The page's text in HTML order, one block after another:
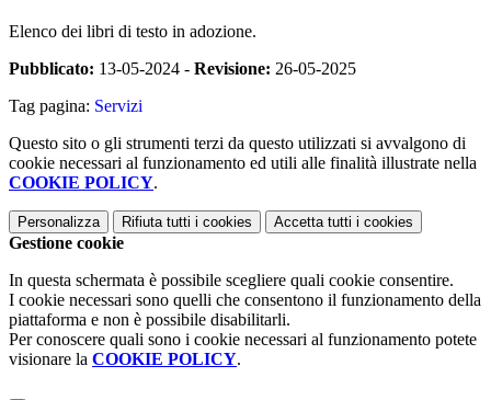
Elenco dei libri di testo in adozione.
Pubblicato: 13-05-2024 - Revisione: 26-05-2025
Tag pagina: Servizi
Questo sito o gli strumenti terzi da questo utilizzati si avvalgono di
cookie necessari al funzionamento ed utili alle finalità illustrate nella
COOKIE POLICY.
Personalizza Rifiuta tutti i cookies Accetta tutti i cookies
Gestione cookie
In questa schermata è possibile scegliere quali cookie consentire.
I cookie necessari sono quelli che consentono il funzionamento della
piattaforma e non è possibile disabilitarli.
Per conoscere quali sono i cookie necessari al funzionamento potete
visionare la COOKIE POLICY.